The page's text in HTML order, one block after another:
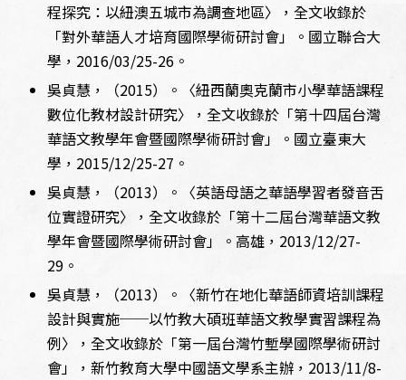
程探究：以紐澳五城市為調查地區〉，全文收錄於
「對外華語人才培育國際學術研討會」。國立聯合大
學，2016/03/25-26。
吳貞慧，（2015）。〈紐西蘭奧克蘭市小學華語課程
數位化教材設計研究〉，全文收錄於「第十四屆台灣
華語文教學年會暨國際學術研討會」。國立臺東大
學，2015/12/25-27。
吳貞慧，（2013）。〈英語母語之華語學習者發音舌
位實證研究〉，全文收錄於「第十二屆台灣華語文教
學年會暨國際學術研討會」。高雄，2013/12/27-
29。
吳貞慧，（2013）。〈新竹在地化華語師資培訓課程
設計與實施──以竹教大碩班華語文教學實習課程為
例〉，全文收錄於「第一屆台灣竹塹學國際學術研討
會」，新竹教育大學中國語文學系主辦，2013/11/8-